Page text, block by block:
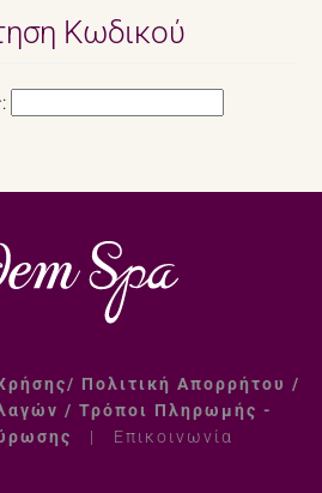
Κωδικού
Πολιτική Απορρήτου /
/ Τρόποι Πληρωμής -
| Επικοινωνία